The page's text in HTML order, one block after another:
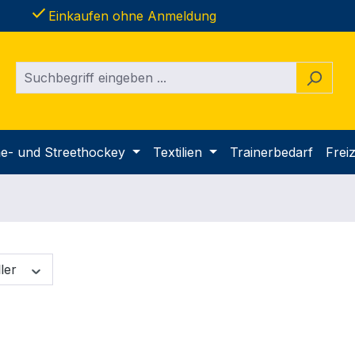
done Einkaufen ohne Anmeldung
und Streethockey Textilien Trainerbedarf